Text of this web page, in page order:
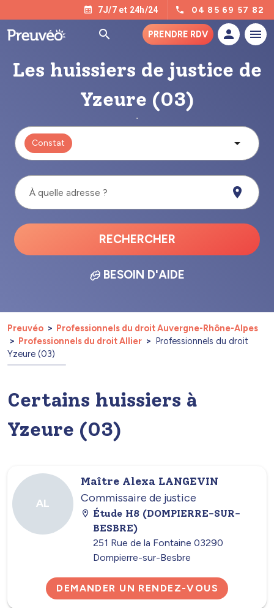
7J/7 et 24h/24 04 85 69 57 82
PRENDRE RDV
Les huissiers de justice de
Yzeure (03)
Constat
À quelle adresse ?
RECHERCHER
BESOIN D'AIDE
Preuvéo
Professionnels du droit Auvergne-Rhône-Alpes
Professionnels du droit Allier
Professionnels du droit
Yzeure (03)
Certains huissiers à
Yzeure (03)
AL
Maître Alexa LANGEVIN
Commissaire de justice
Étude H8 (DOMPIERRE-SUR-
BESBRE)
251 Rue de la Fontaine 03290
Dompierre-sur-Besbre
DEMANDER UN RENDEZ-VOUS